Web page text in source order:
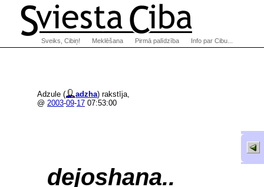
Adzule ( adzha) rakstīja,
@ 2003-09-17 07:53:00
dejoshana..
Sveiks, Cibiņ! Meklēšana Pirmā palīdzība Info par Cibu...